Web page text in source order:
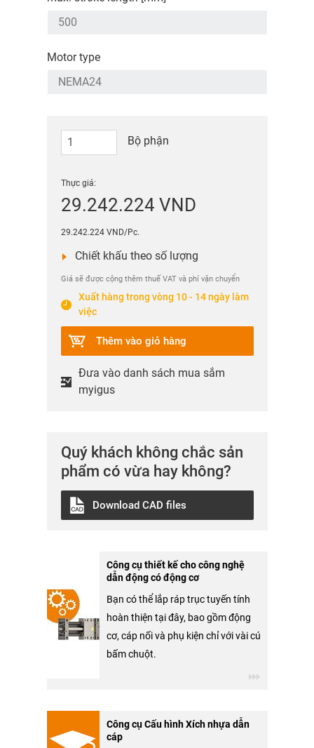
Motor type
Bộ phận
Thực giá:
29.242.224 VND
29.242.224 VND/Pc.
Chiết khấu theo số lượng
Giá sẽ được cộng thêm thuế VAT và phí vận chuyển
Xuất hàng trong vòng 10 - 14 ngày làm
việc
Thêm vào giỏ hàng
Đưa vào danh sách mua sắm
myigus
Quý khách không chắc sản
phẩm có vừa hay không?
Download CAD files
Công cụ thiết kế cho công nghệ
dẫn động có động cơ
Bạn có thể lắp ráp trục tuyến tính
hoàn thiện tại đây, bao gồm động
cơ, cáp nối và phụ kiện chỉ với vài cú
bấm chuột.
Công cụ Cấu hình Xích nhựa dẫn
cáp